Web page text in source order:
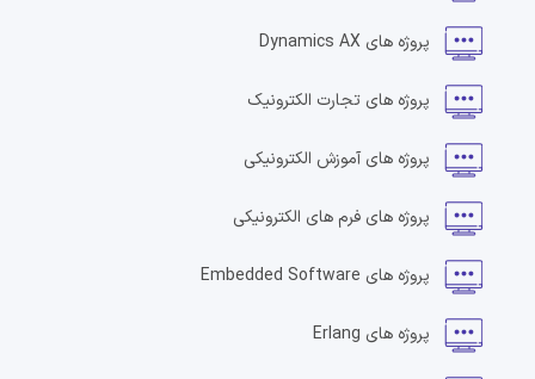
پروژه های Dynamics AX
پروژه های تجارت الکترونیک
پروژه های آموزش الکترونیکی
پروژه های فرم های الکترونیکی
پروژه های Embedded Software
پروژه های Erlang